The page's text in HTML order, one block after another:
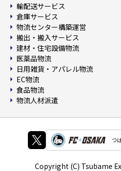
輸配送サービス
倉庫サービス
物流センター構築運営
搬出・搬入サービス
建材・住宅設備物流
医薬品物流
日用雑貨・アパレル物流
EC物流
食品物流
物流人材派遣
つ
Copyright (C) Tsubame